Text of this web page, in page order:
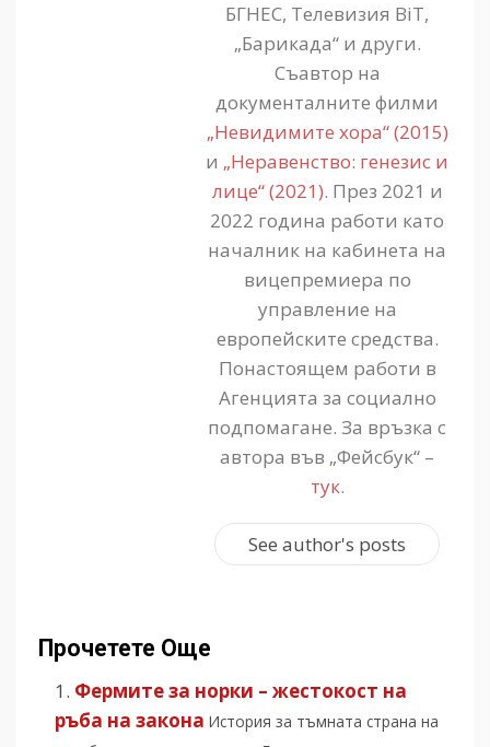
БГНЕС, Телевизия BiT,
„Барикада“ и други.
Съавтор на
документалните филми
„Невидимите хора“ (2015)
и „Неравенство: генезис и
лице“ (2021). През 2021 и
2022 година работи като
началник на кабинета на
вицепремиера по
управление на
европейските средства.
Понастоящем работи в
Агенцията за социално
подпомагане. За връзка с
автора във „Фейсбук“ –
тук.
See author's posts
Прочетете Още
Фермите за норки – жестокост на
ръба на закона История за тъмната страна на